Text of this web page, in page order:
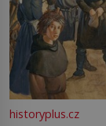
historyplus.cz